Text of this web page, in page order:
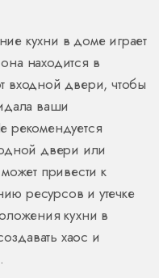
кухни в доме играет
находится в
входной двери, чтобы
ваши
рекомендуется
двери или
привести к
ресурсов и утечке
кухни в
хаос и